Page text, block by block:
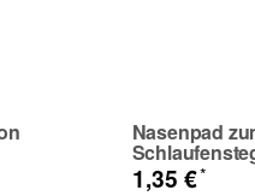
Nasenpad
1,35 €*